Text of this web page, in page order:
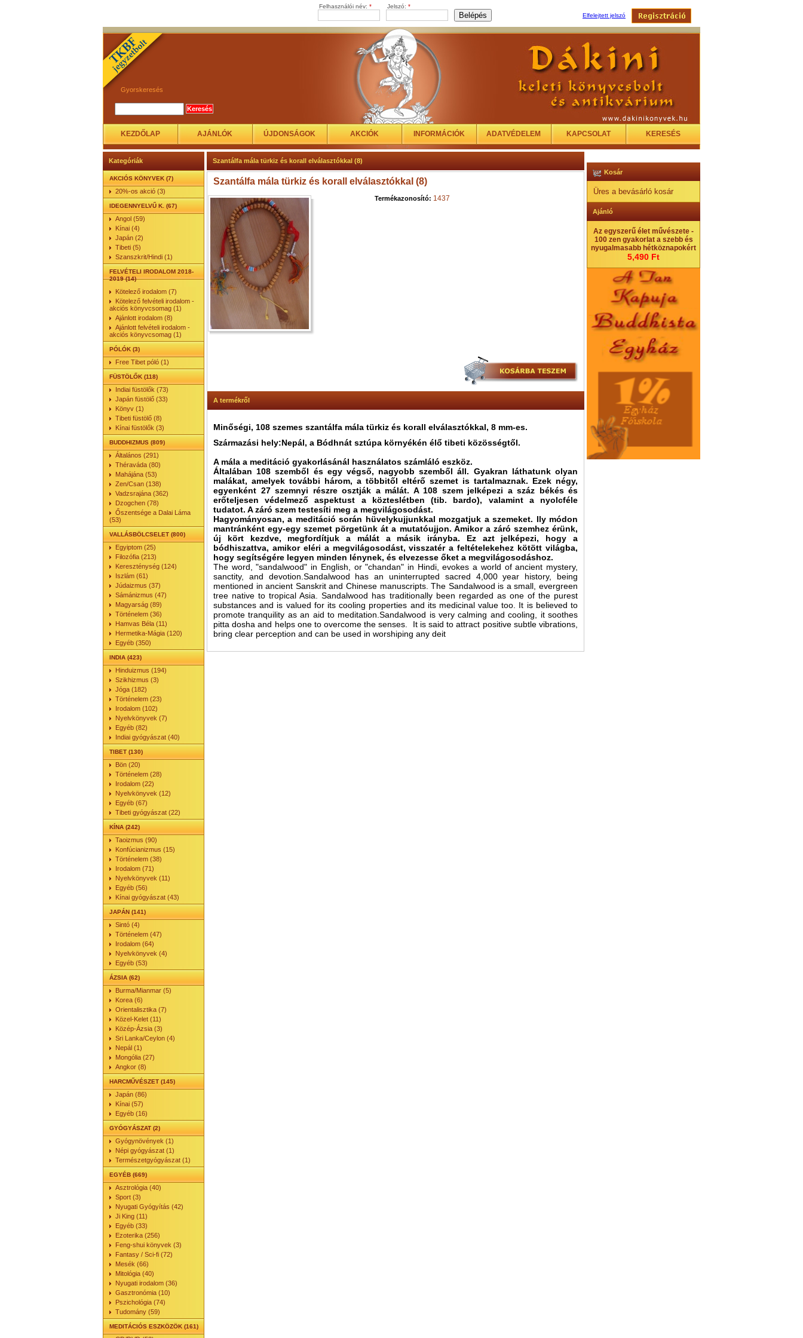
Felhasználói név: * Jelszó: *
Elfelejtett jelszó
Gyorskeresés
KEZDŐLAP AJÁNLÓK ÚJDONSÁGOK AKCIÓK INFORMÁCIÓK ADATVÉDELEM KAPCSOLAT KERESÉS
Kategóriák
AKCIÓS KÖNYVEK (7)
20%-os akció (3)
IDEGENNYELVŰ K. (67)
Angol (59)
Kínai (4)
Japán (2)
Tibeti (5)
Szanszkrit/Hindi (1)
FELVÉTELI IRODALOM 2018-
2019 (14)
Kötelező irodalom (7)
Kötelező felvételi irodalom -
akciós könyvcsomag (1)
Ajánlott irodalom (8)
Ajánlott felvételi irodalom -
akciós könyvcsomag (1)
PÓLÓK (3)
Free Tibet póló (1)
FÜSTÖLŐK (118)
Indiai füstölők (73)
Japán füstölő (33)
Könyv (1)
Tibeti füstölő (8)
Kínai füstölők (3)
BUDDHIZMUS (809)
Általános (291)
Théraváda (80)
Mahájána (53)
Zen/Csan (138)
Vadzsrajána (362)
Dzogchen (78)
Őszentsége a Dalai Láma
(53)
VALLÁSBÖLCSELET (800)
Egyiptom (25)
Filozófia (213)
Kereszténység (124)
Iszlám (61)
Júdaizmus (37)
Sámánizmus (47)
Magyarság (89)
Történelem (36)
Hamvas Béla (11)
Hermetika-Mágia (120)
Egyéb (350)
INDIA (423)
Hinduizmus (194)
Szikhizmus (3)
Jóga (182)
Történelem (23)
Irodalom (102)
Nyelvkönyvek (7)
Egyéb (82)
Indiai gyógyászat (40)
TIBET (130)
Bön (20)
Történelem (28)
Irodalom (22)
Nyelvkönyvek (12)
Egyéb (67)
Tibeti gyógyászat (22)
KÍNA (242)
Taoizmus (90)
Konfúcianizmus (15)
Történelem (38)
Irodalom (71)
Nyelvkönyvek (11)
Egyéb (56)
Kínai gyógyászat (43)
JAPÁN (141)
Sintó (4)
Történelem (47)
Irodalom (64)
Nyelvkönyvek (4)
Egyéb (53)
ÁZSIA (62)
Burma/Mianmar (5)
Korea (6)
Orientalisztika (7)
Közel-Kelet (11)
Közép-Ázsia (3)
Sri Lanka/Ceylon (4)
Nepál (1)
Mongólia (27)
Angkor (8)
HARCMŰVÉSZET (145)
Japán (86)
Kínai (57)
Egyéb (16)
GYÓGYÁSZAT (2)
Gyógynövények (1)
Népi gyógyászat (1)
Természetgyógyászat (1)
EGYÉB (669)
Asztrológia (40)
Sport (3)
Nyugati Gyógyítás (42)
Ji King (11)
Egyéb (33)
Ezoterika (256)
Feng-shui könyvek (3)
Fantasy / Sci-fi (72)
Mesék (66)
Mitológia (40)
Nyugati irodalom (36)
Gasztronómia (10)
Pszichológia (74)
Tudomány (59)
MEDITÁCIÓS ESZKÖZÖK (161)
Kosár
Üres a bevásárló kosár
Ajánló
Az egyszerű élet művészete -
100 zen gyakorlat a szebb és
nyugalmasabb hétköznapokért
5,490 Ft
Szantálfa mála türkiz és korall elválasztókkal (8)
Szantálfa mála türkiz és korall elválasztókkal (8)
Termékazonosító: 1437
A termékről
Minőségi, 108 szemes szantálfa mála türkiz és korall elválasztókkal, 8 mm-es.
Származási hely:Nepál, a Bódhnát sztúpa környékén élő tibeti közösségtől.
A mála a meditáció gyakorlásánál használatos számláló eszköz.
Általában 108 szemből és egy végső, nagyobb szemből áll. Gyakran láthatunk olyan
malákat, amelyek további három, a többitől eltérő szemet is tartalmaznak. Ezek négy,
egyenként 27 szemnyi részre osztják a málát. A 108 szem jelképezi a száz békés és
erőteljesen védelmező aspektust a közteslétben (tib. bardo), valamint a nyolcféle
tudatot. A záró szem testesíti meg a megvilágosodást.
Hagyományosan, a meditáció során hüvelykujjunkkal mozgatjuk a szemeket. Ily módon
mantránként egy-egy szemet pörgetünk át a mutatóujjon. Amikor a záró szemhez érünk,
új kört kezdve, megfordítjuk a málát a másik irányba. Ez azt jelképezi, hogy a
bódhiszattva, amikor eléri a megvilágosodást, visszatér a feltételekehez kötött világba,
hogy segítségére legyen minden lénynek, és elvezesse őket a megvilágosodáshoz.
The word, "sandalwood" in English, or "chandan" in Hindi, evokes a world of ancient mystery,
sanctity, and devotion.Sandalwood has an uninterrupted sacred 4,000 year history, being
mentioned in ancient Sanskrit and Chinese manuscripts. The Sandalwood is a small, evergreen
tree native to tropical Asia. Sandalwood has traditionally been regarded as one of the purest
substances and is valued for its cooling properties and its medicinal value too. It is believed to
promote tranquility as an aid to meditation.Sandalwood is very calming and cooling, it soothes
pitta dosha and helps one to overcome the senses. It is said to attract positive subtle vibrations,
bring clear perception and can be used in worshiping any deit